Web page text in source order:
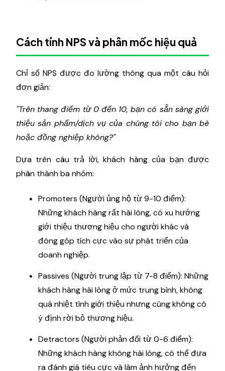
Cách tính NPS và phân mốc hiệu quả
Chỉ số NPS được đo lường thông qua một câu hỏi
đơn giản:
"Trên thang điểm từ 0 đến 10, bạn có sẵn sàng giới
thiệu sản phẩm/dịch vụ của chúng tôi cho bạn bè
hoặc đồng nghiệp không?"
Dựa trên câu trả lời, khách hàng của bạn được
phân thành ba nhóm:
Promoters (Người ủng hộ từ 9-10 điểm):
Những khách hàng rất hài lòng, có xu hướng
giới thiệu thương hiệu cho người khác và
đóng góp tích cực vào sự phát triển của
doanh nghiệp.
Passives (Người trung lập từ 7-8 điểm): Những
khách hàng hài lòng ở mức trung bình, không
quá nhiệt tình giới thiệu nhưng cũng không có
ý định rời bỏ thương hiệu.
Detractors (Người phản đối từ 0-6 điểm):
Những khách hàng không hài lòng, có thể đưa
ra đánh giá tiêu cực và làm ảnh hưởng đến